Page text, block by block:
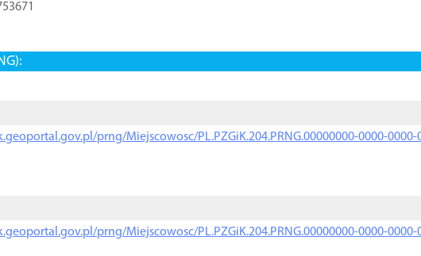
prng/Miejscowosc/PL.PZGiK.204.PRNG.00000000-0000-0000-
prng/Miejscowosc/PL.PZGiK.204.PRNG.00000000-0000-0000-